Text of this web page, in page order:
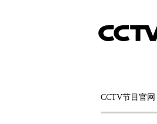
综合 新闻
CCTV节目官网